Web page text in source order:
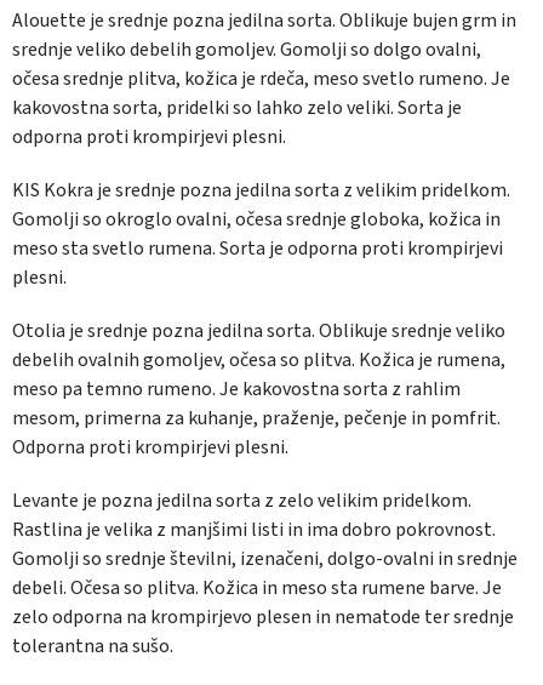
Alouette je srednje pozna jedilna sorta. Oblikuje bujen grm in
srednje veliko debelih gomoljev. Gomolji so dolgo ovalni,
očesa srednje plitva, kožica je rdeča, meso svetlo rumeno. Je
kakovostna sorta, pridelki so lahko zelo veliki. Sorta je
odporna proti krompirjevi plesni.
KIS Kokra je srednje pozna jedilna sorta z velikim pridelkom.
Gomolji so okroglo ovalni, očesa srednje globoka, kožica in
meso sta svetlo rumena. Sorta je odporna proti krompirjevi
plesni.
Otolia je srednje pozna jedilna sorta. Oblikuje srednje veliko
debelih ovalnih gomoljev, očesa so plitva. Kožica je rumena,
meso pa temno rumeno. Je kakovostna sorta z rahlim
mesom, primerna za kuhanje, praženje, pečenje in pomfrit.
Odporna proti krompirjevi plesni.
Levante je pozna jedilna sorta z zelo velikim pridelkom.
Rastlina je velika z manjšimi listi in ima dobro pokrovnost.
Gomolji so srednje številni, izenačeni, dolgo-ovalni in srednje
debeli. Očesa so plitva. Kožica in meso sta rumene barve. Je
zelo odporna na krompirjevo plesen in nematode ter srednje
tolerantna na sušo.